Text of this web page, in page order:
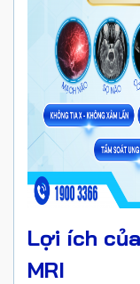
Lợi ích
MRI